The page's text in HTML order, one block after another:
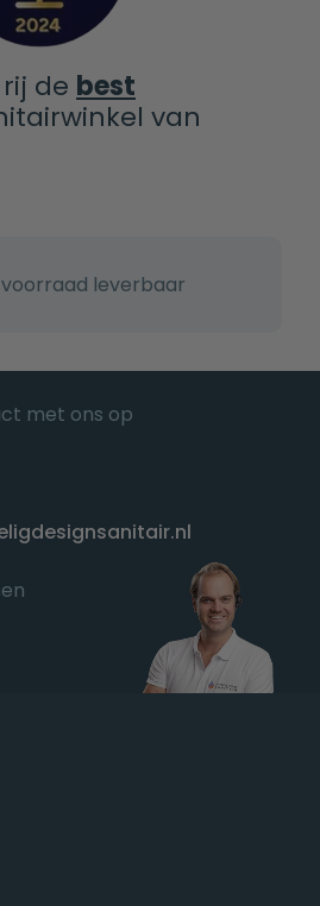
de best
van
leverbaar
met ons op